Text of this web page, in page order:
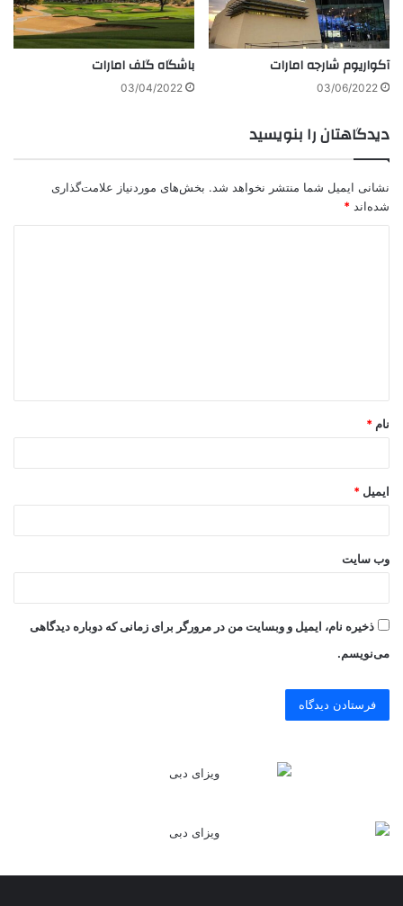
آکواریوم شارجه امارات
03/06/2022
باشگاه گلف امارات
03/04/2022
دیدگاهتان را بنویسید
نشانی ایمیل شما منتشر نخواهد شد. بخش‌های موردنیاز علامت‌گذاری
شده‌اند *
*
نام *
ایمیل *
وب‌ سایت
ذخیره نام، ایمیل و وبسایت من در مرورگر برای زمانی که دوباره دیدگاهی
می‌نویسم.